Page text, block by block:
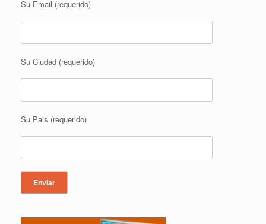
Su Email (requerido)
Su Ciudad (requerido)
Su Pais (requerido)